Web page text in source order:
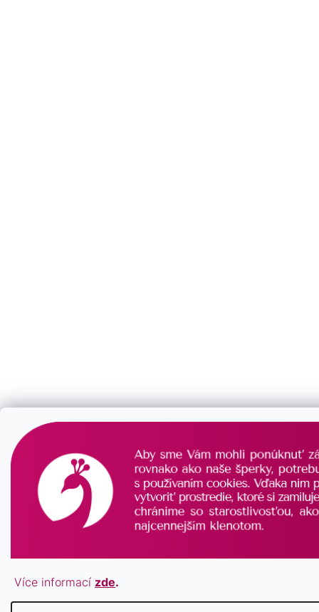
Více informací zde.